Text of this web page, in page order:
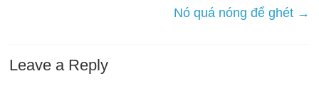
Nó quá nóng để ghét →
Leave a Reply